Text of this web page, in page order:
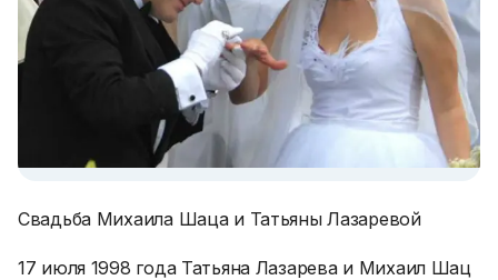
Свадьба Михаила Шаца и Татьяны Лазаревой
17 июля 1998 года Татьяна Лазарева и Михаил Шац